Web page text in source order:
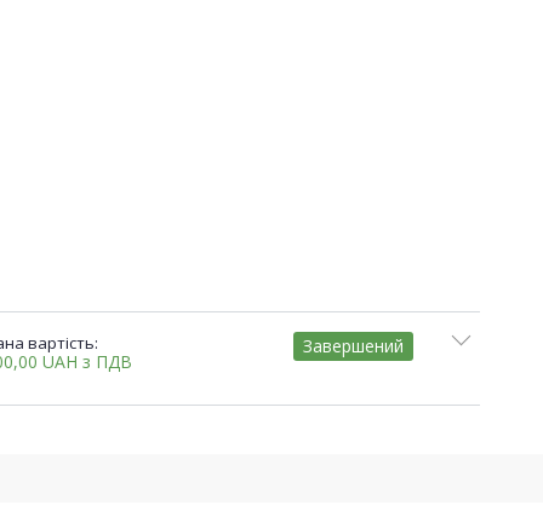
вартість:
UAH з ПДВ
Завершений